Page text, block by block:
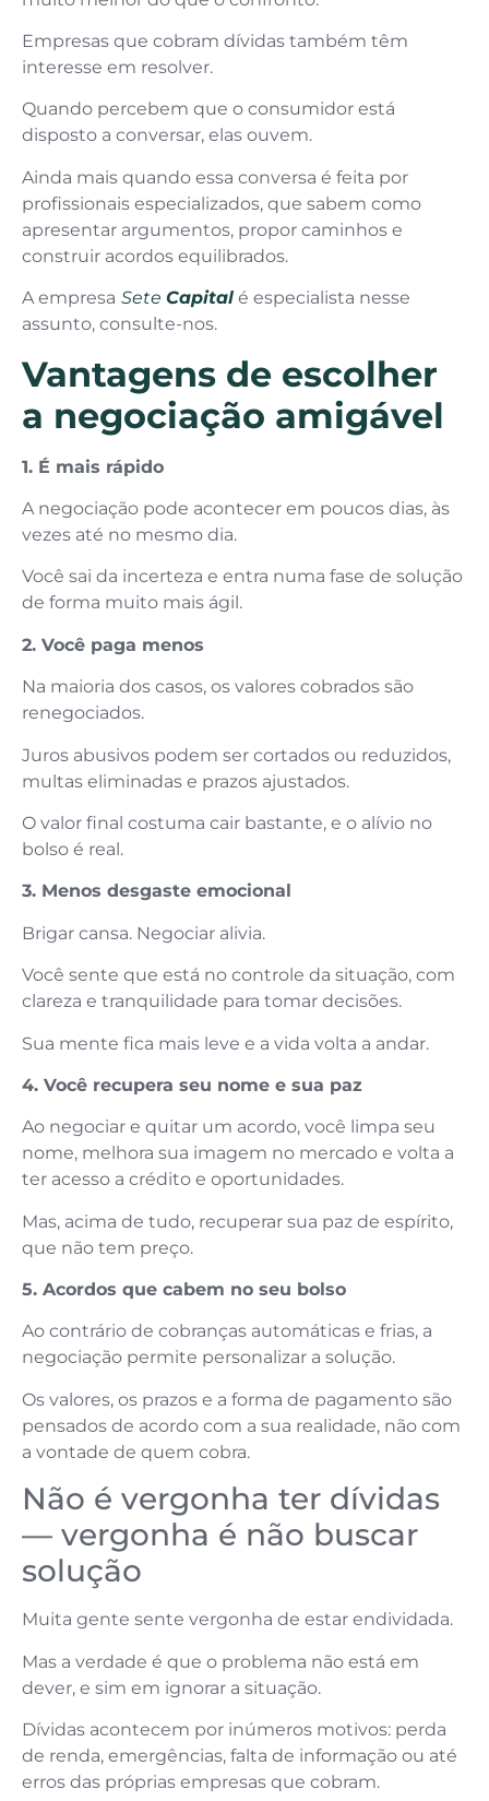
Empresas que cobram dívidas também têm
interesse em resolver.
Quando percebem que o consumidor está
disposto a conversar, elas ouvem.
Ainda mais quando essa conversa é feita por
profissionais especializados, que sabem como
apresentar argumentos, propor caminhos e
construir acordos equilibrados.
A empresa Sete Capital é especialista nesse
assunto, consulte-nos.
Vantagens de escolher
a negociação amigável
1. É mais rápido
A negociação pode acontecer em poucos dias, às
vezes até no mesmo dia.
Você sai da incerteza e entra numa fase de solução
de forma muito mais ágil.
2. Você paga menos
Na maioria dos casos, os valores cobrados são
renegociados.
Juros abusivos podem ser cortados ou reduzidos,
multas eliminadas e prazos ajustados.
O valor final costuma cair bastante, e o alívio no
bolso é real.
3. Menos desgaste emocional
Brigar cansa. Negociar alivia.
Você sente que está no controle da situação, com
clareza e tranquilidade para tomar decisões.
Sua mente fica mais leve e a vida volta a andar.
4. Você recupera seu nome e sua paz
Ao negociar e quitar um acordo, você limpa seu
nome, melhora sua imagem no mercado e volta a
ter acesso a crédito e oportunidades.
Mas, acima de tudo, recuperar sua paz de espírito,
que não tem preço.
5. Acordos que cabem no seu bolso
Ao contrário de cobranças automáticas e frias, a
negociação permite personalizar a solução.
Os valores, os prazos e a forma de pagamento são
pensados de acordo com a sua realidade, não com
a vontade de quem cobra.
Não é vergonha ter dívidas
— vergonha é não buscar
solução
Muita gente sente vergonha de estar endividada.
Mas a verdade é que o problema não está em
dever, e sim em ignorar a situação.
Dívidas acontecem por inúmeros motivos: perda
de renda, emergências, falta de informação ou até
erros das próprias empresas que cobram.